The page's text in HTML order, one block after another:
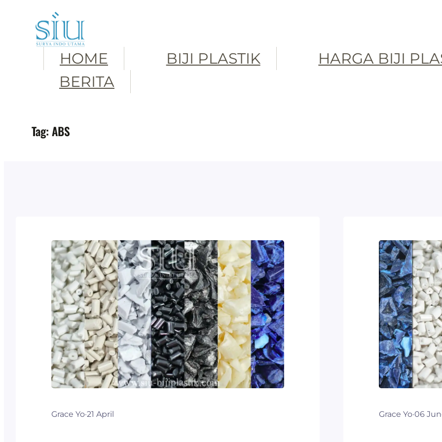
content
HOME BIJI PLASTIK
HARGA BIJI
BERITA
Tag: ABS
Grace Yo·21 April Grace Yo·06